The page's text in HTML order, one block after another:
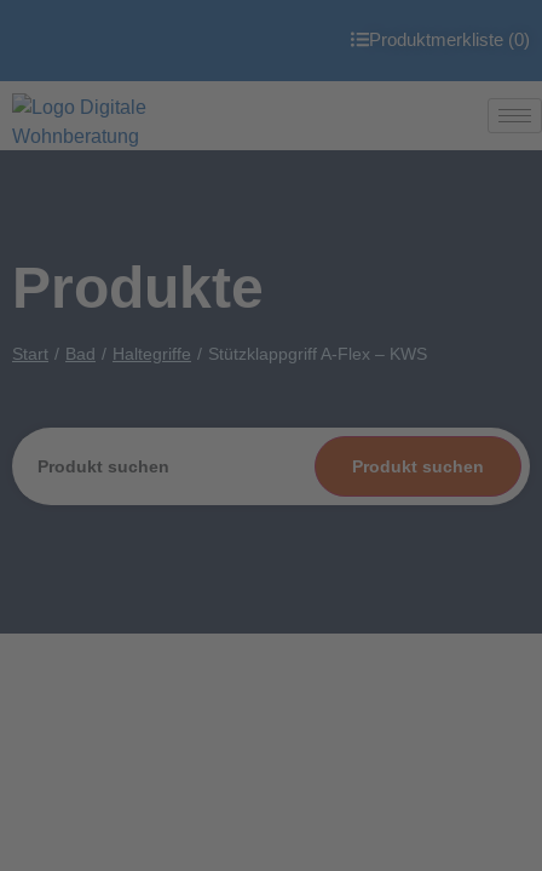
Produktmerkliste (0)
Produkte
Start Bad Haltegriffe Stützklappgriff A-Flex – KWS
Produkt suchen